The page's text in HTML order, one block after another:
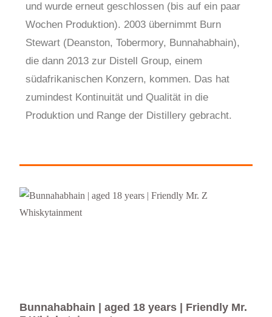
und wurde erneut geschlossen (bis auf ein paar
Wochen Produktion). 2003 übernimmt Burn
Stewart (Deanston, Tobermory, Bunnahabhain),
die dann 2013 zur Distell Group, einem
südafrikanischen Konzern, kommen. Das hat
zumindest Kontinuität und Qualität in die
Produktion und Range der Distillery gebracht.
Bunnahabhain | aged 18 years | Friendly Mr.